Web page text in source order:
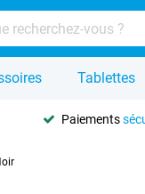
Tablettes
Paiements